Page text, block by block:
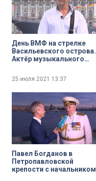
День ВМФ на стрелке
Васильевского острова.
Актёр музыкального
25 июля 2021 13:37
Павел Богданов в
Петропавловской
крепости с начальником